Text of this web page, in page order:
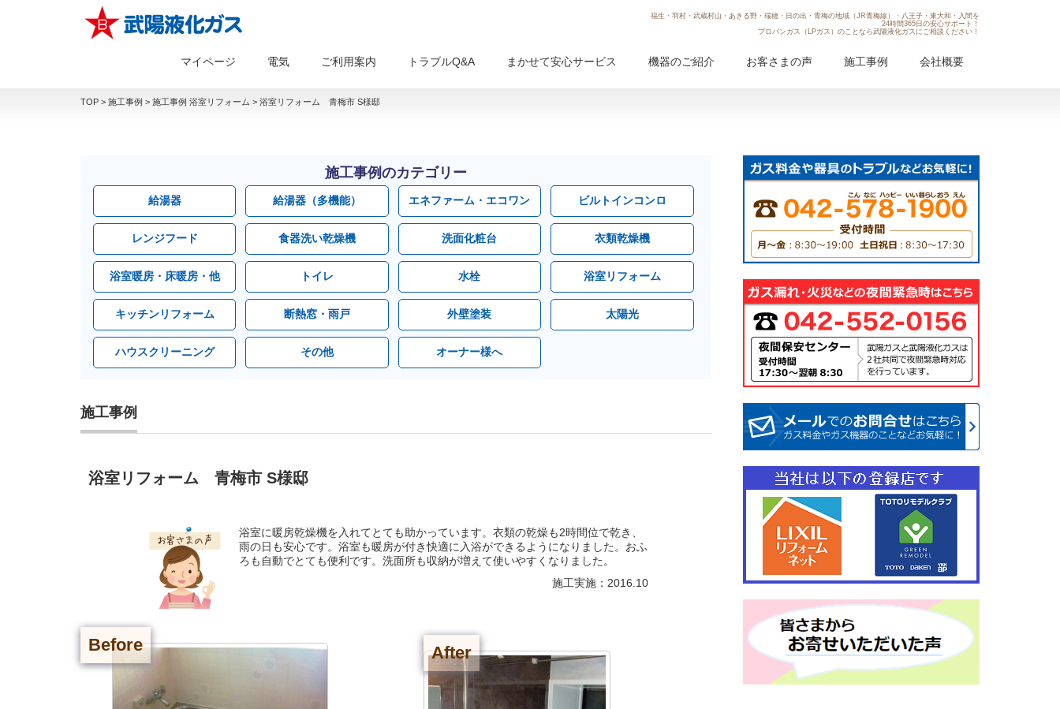
福生・羽村・武蔵村山・あきる野・瑞穂・日の出・青梅の地域（JR青梅線）・八王子・東大和・入間を
24時間365日の安心サポート！
プロパンガス（LPガス）のことなら武陽液化ガスにご相談ください！
マイページ 電気 ご利用案内 トラブルQ&A まかせて安心サービス 機器のご紹介 お客さまの声 施工事例 会社概要
TOP > 施工事例 > 施工事例 浴室リフォーム > 浴室リフォーム 青梅市 S様邸
施工事例のカテゴリー
給湯器 給湯器（多機能） エネファーム・エコワン ビルトインコンロ
レンジフード 食器洗い乾燥機 洗面化粧台 衣類乾燥機
浴室暖房・床暖房・他 トイレ 水栓 浴室リフォーム
キッチンリフォーム 断熱窓・雨戸 外壁塗装 太陽光
ハウスクリーニング その他 オーナー様へ
施工事例
浴室リフォーム 青梅市 S様邸
浴室に暖房乾燥機を入れてとても助かっています。衣類の乾燥も2時間位で乾き、
雨の日も安心です。浴室も暖房が付き快適に入浴ができるようになりました。おふ
ろも自動でとても便利です。洗面所も収納が増えて使いやすくなりました。
施工実施：2016.10
Before After